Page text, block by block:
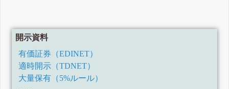
開示資料
有価証券（EDINET）
適時開示（TDNET）
大量保有（5%ルール）